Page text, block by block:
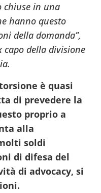
chiuse in una
hanno questo
della domanda”,
capo della divisione
è quasi
di prevedere la
proprio a
alla
soldi
di difesa del
di advocacy, si